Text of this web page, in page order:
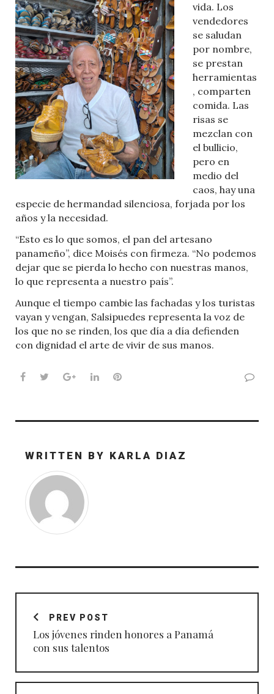
vida. Los
vendedores
se saludan
por nombre,
se prestan
herramientas
, comparten
comida. Las
risas se
mezclan con
el bullicio,
pero en
medio del
caos, hay una
especie de hermandad silenciosa, forjada por los
años y la necesidad.
“Esto es lo que somos, el pan del artesano
panameño”, dice Moisés con firmeza. “No podemos
dejar que se pierda lo hecho con nuestras manos,
lo que representa a nuestro país”.
Aunque el tiempo cambie las fachadas y los turistas
vayan y vengan, Salsipuedes representa la voz de
los que no se rinden, los que día a día defienden
con dignidad el arte de vivir de sus manos.
Facebook
TwitterGoogle+LinkedInPinterest
WRITTEN BY KARLA DIAZ
Navegación
entradasPREV POST
Los jóvenes rinden honores a Panamá
con sus talentos